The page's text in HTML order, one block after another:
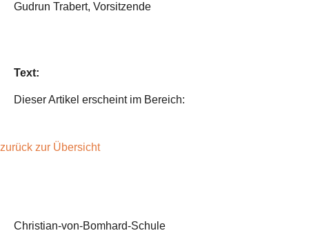
Gudrun Trabert, Vorsitzende
Text:
Dieser Artikel erscheint im Bereich:
zurück zur Übersicht
Christian-von-Bomhard-Schule